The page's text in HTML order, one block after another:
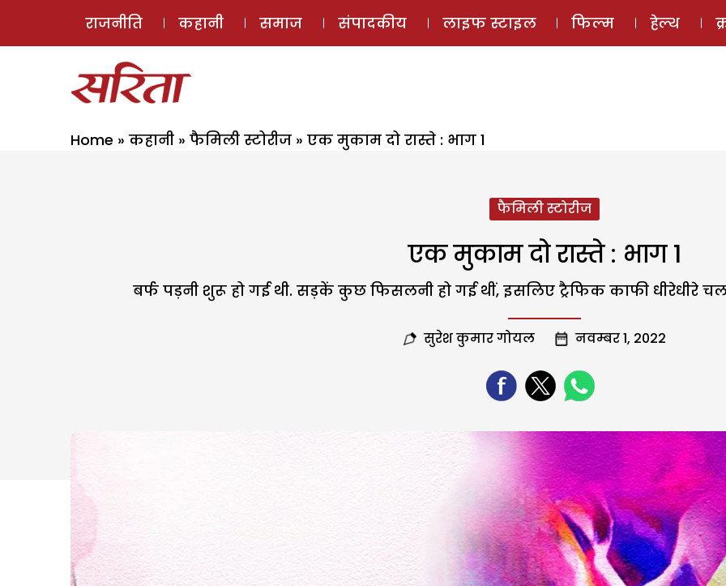
ई-मैगज़ीन
राजनीति कहानी समाज संपादकीय लाइफ स्टाइल फिल्म हेल्थ
Home » कहानी » फैमिली स्टोरीज » एक मुकाम दो रास्ते : भाग 1
फैमिली स्टोरीज
एक मुकाम दो रास्ते : भाग 1
बर्फ पड़नी शुरू हो गई थी. सड़कें कुछ फिसलनी हो गई थीं, इसलिए ट्रैफिक काफी धीरेधीरे
सुरेश कुमार गोयल नवम्बर 1, 2022